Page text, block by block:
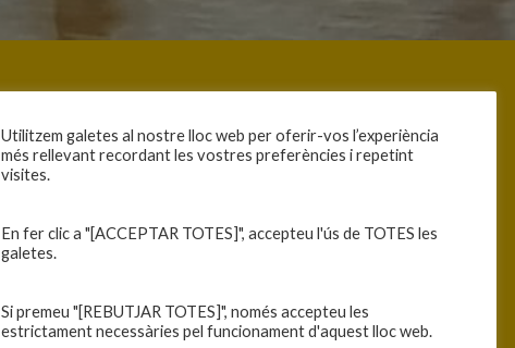
Utilitzem galetes al nostre lloc web per oferir-vos l’experiència
més rellevant recordant les vostres preferències i repetint
visites.
En fer clic a "[ACCEPTAR TOTES]", accepteu l'ús de TOTES les
galetes.
Si premeu "[REBUTJAR TOTES]", només accepteu les
estrictament necessàries pel funcionament d'aquest lloc web.